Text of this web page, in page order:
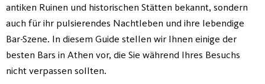
antiken Ruinen und historischen Stätten bekannt, sondern
auch für ihr pulsierendes Nachtleben und ihre lebendige
Bar-Szene. In diesem Guide stellen wir Ihnen einige der
besten Bars in Athen vor, die Sie während Ihres Besuchs
nicht verpassen sollten.